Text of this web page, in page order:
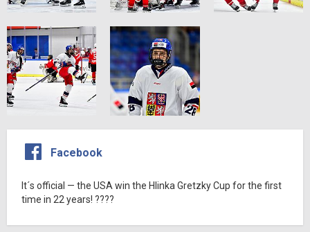
Facebook
It´s official — the USA win the Hlinka Gretzky Cup for the first
time in 22 years! ????